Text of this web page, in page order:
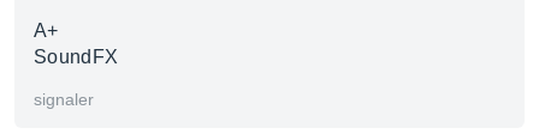
A+
SoundFX
signaler